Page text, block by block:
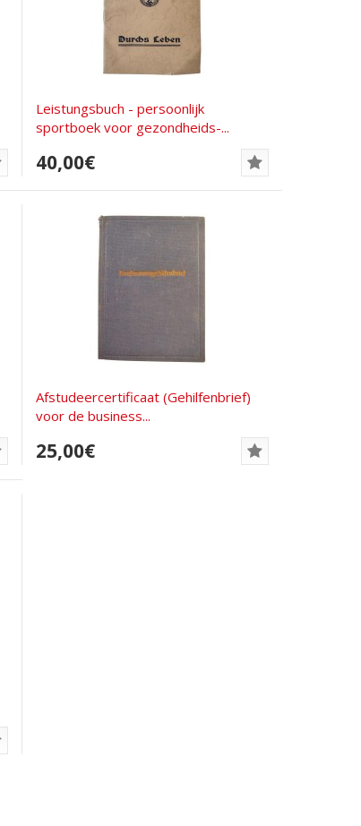
Leistungsbuch - persoonlijk
sportboek voor gezondheids-...
40,00€
Afstudeercertificaat (Gehilfenbrief)
voor de business...
25,00€